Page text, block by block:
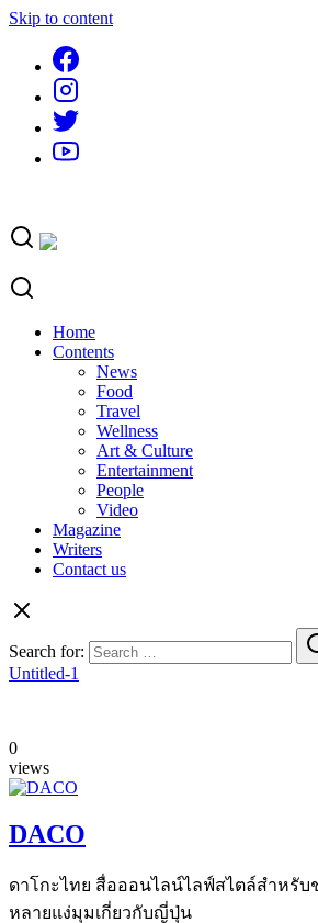
Skip to content
Home
Contents
News
Food
Travel
Wellness
Art & Culture
Entertainment
People
Video
Magazine
Writers
Contact us
Search for:
Untitled-1
0
views
DACO
ดาโกะไทย สื่อออนไลน์ไลฟ์สไตล์สำหรับ
หลายแง่มุมเกี่ยวกับญี่ปุ่น